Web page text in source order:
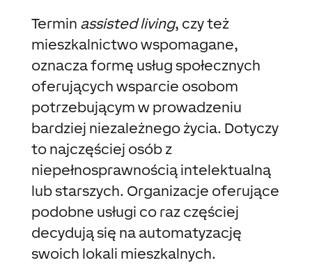
Termin assisted living, czy też
mieszkalnictwo wspomagane,
oznacza formę usług społecznych
oferujących wsparcie osobom
potrzebującym w prowadzeniu
bardziej niezależnego życia. Dotyczy
to najczęściej osób z
niepełnosprawnością intelektualną
lub starszych. Organizacje oferujące
podobne usługi co raz częściej
decydują się na automatyzację
swoich lokali mieszkalnych.